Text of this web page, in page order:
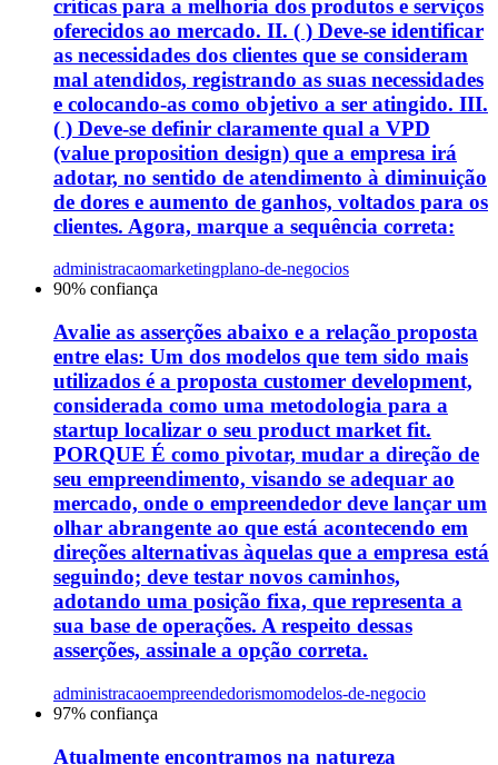
críticas para a melhoria dos produtos e serviços
oferecidos ao mercado. II. ( ) Deve-se identificar
as necessidades dos clientes que se consideram
mal atendidos, registrando as suas necessidades
e colocando-as como objetivo a ser atingido. III.
( ) Deve-se definir claramente qual a VPD
(value proposition design) que a empresa irá
adotar, no sentido de atendimento à diminuição
de dores e aumento de ganhos, voltados para os
clientes. Agora, marque a sequência correta:
administracaomarketingplano-de-negocios
90% confiança
Avalie as asserções abaixo e a relação proposta
entre elas: Um dos modelos que tem sido mais
utilizados é a proposta customer development,
considerada como uma metodologia para a
startup localizar o seu product market fit.
PORQUE É como pivotar, mudar a direção de
seu empreendimento, visando se adequar ao
mercado, onde o empreendedor deve lançar um
olhar abrangente ao que está acontecendo em
direções alternativas àquelas que a empresa está
seguindo; deve testar novos caminhos,
adotando uma posição fixa, que representa a
sua base de operações. A respeito dessas
asserções, assinale a opção correta.
administracaoempreendedorismomodelos-de-negocio
97% confiança
Atualmente encontramos na natureza